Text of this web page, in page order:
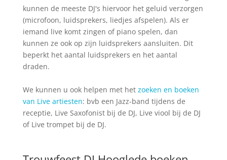
kunnen de meeste DJ's hiervoor het geluid verzorgen
(microfoon, luidsprekers, liedjes afspelen). Als er
iemand live komt zingen of piano spelen, dan
kunnen ze ook op zijn luidsprekers aansluiten. Dit
beperkt het aantal luidsprekers en het aantal
draden.
We kunnen u ook helpen met het zoeken en boeken
van Live artiesten: bvb een Jazz-band tijdens de
receptie, Live Saxofonist bij de DJ, Live viool bij de DJ
of Live trompet bij de DJ.